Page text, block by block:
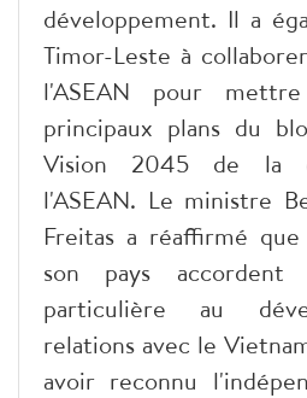
développement. Il a
Timor-Leste à
l'ASEAN pour
principaux plans du
Vision 2045 de la
l'ASEAN. Le ministre
Freitas a réaffirmé
son pays accordent
particulière au
relations avec le
avoir reconnu